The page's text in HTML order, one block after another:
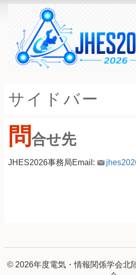
サイドバー
問合せ先
JHES2026事務局Email:
© 2026年度電気・情報関係学会北